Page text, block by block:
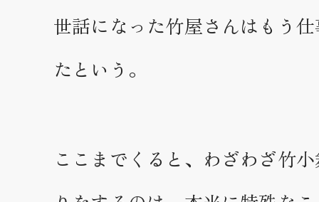
世話になった竹屋さんはもう
たという。
ここまでくると、わざわざ竹